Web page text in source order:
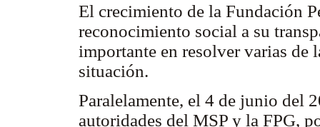
El crecimiento de la Fundación
reconocimiento social a su
importante en resolver varias de
situación.
Paralelamente, el 4 de junio del
autoridades del MSP y la FPG,